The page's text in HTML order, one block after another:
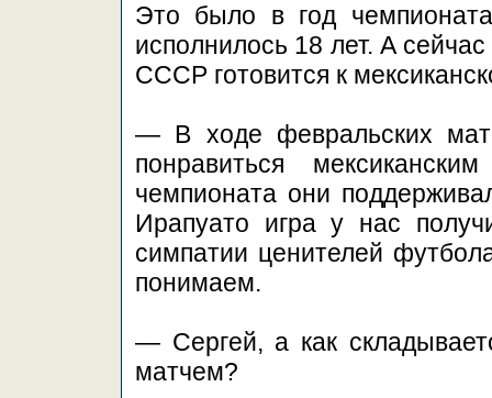
Это было в год
исполнилось 18 лет. А
СССР готовится к
— В ходе февральских
понравиться
чемпионата они
Ирапуато игра у нас
симпатии ценителей
понимаем.
— Сергей, а как
матчем?